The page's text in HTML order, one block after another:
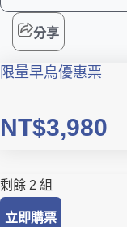
分享
限量早鳥優惠票
NT$3,980
剩餘 2 組
立即購票